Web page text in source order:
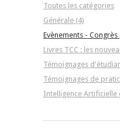
Toutes les catégories
Générale (4)
Evènements - Congrès
Livres TCC : les
Témoignages
Témoignages de
Intelligence Artificielle